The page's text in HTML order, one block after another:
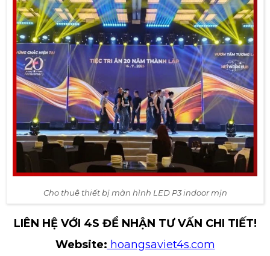
Cho thuê thiết bị màn hình LED P3 indoor mịn
LIÊN HỆ VỚI 4S ĐỂ NHẬN TƯ VẤN CHI TIẾT!
Website: hoangsaviet4s.com